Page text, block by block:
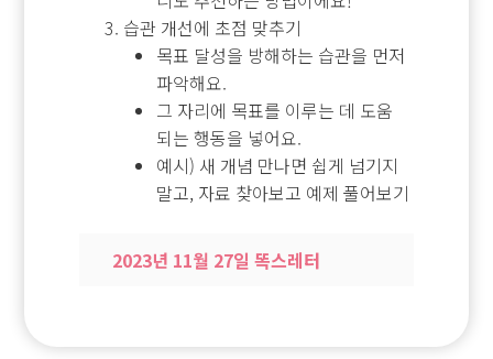
습관 개선에 초점 맞추기
목표 달성을 방해하는 습관을 먼저
파악해요.
그 자리에 목표를 이루는 데 도움
되는 행동을 넣어요.
예시) 새 개념 만나면 쉽게 넘기지
말고, 자료 찾아보고 예제 풀어보기
2023년 11월 27일 똑스레터